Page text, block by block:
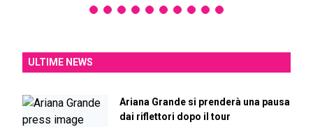
ULTIME NEWS
Ariana Grande si prenderà una pausa
dai riflettori dopo il tour